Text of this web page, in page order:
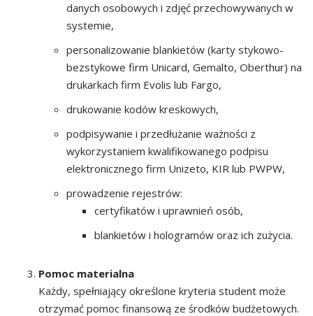
danych osobowych i zdjęć przechowywanych w
systemie,
personalizowanie blankietów (karty stykowo-
bezstykowe firm Unicard, Gemalto, Oberthur) na
drukarkach firm Evolis lub Fargo,
drukowanie kodów kreskowych,
podpisywanie i przedłużanie ważności z
wykorzystaniem kwalifikowanego podpisu
elektronicznego firm Unizeto, KIR lub PWPW,
prowadzenie rejestrów:
certyfikatów i uprawnień osób,
blankietów i hologramów oraz ich zużycia.
Pomoc materialna
Każdy, spełniający określone kryteria student może
otrzymać pomoc finansową ze środków budżetowych.